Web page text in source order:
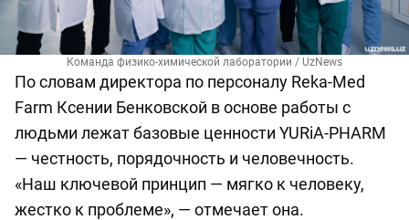
Команда физико-химической лаборатории / UzNews
По словам директора по персоналу Reka-Med
Farm Ксении Бенковской в основе работы с
людьми лежат базовые ценности YURiA-PHARM
— честность, порядочность и человечность.
«Наш ключевой принцип — мягко к человеку,
жестко к проблеме», — отмечает она.